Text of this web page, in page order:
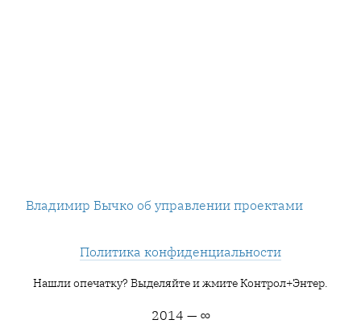
Владимир Бычко об управлении проектами
Политика конфиденциальности
Нашли опечатку? Выделяйте и жмите Контрол+Энтер.
2014 — ∞